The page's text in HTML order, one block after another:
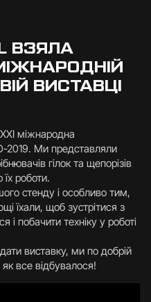
ВЗЯЛА
ВИСТАВЦІ
міжнародна
2019. Ми представляли
гілок та щепорізів
роботи.
стенду і особливо тим,
їхали, щоб зустрітися з
і побачити техніку у роботі
виставку, ми по добрій
як все відбувалося!